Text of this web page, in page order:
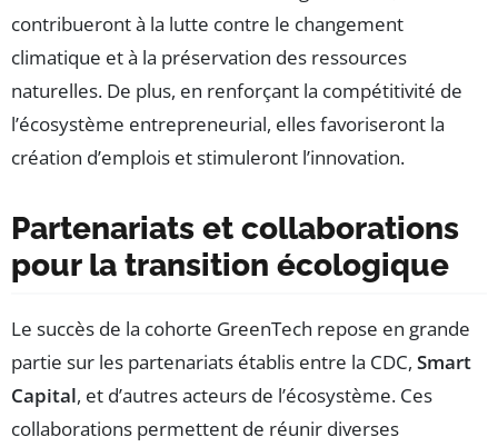
contribueront à la lutte contre le changement
climatique et à la préservation des ressources
naturelles. De plus, en renforçant la compétitivité de
l’écosystème entrepreneurial, elles favoriseront la
création d’emplois et stimuleront l’innovation.
Partenariats et collaborations
pour la transition écologique
Le succès de la cohorte GreenTech repose en grande
partie sur les partenariats établis entre la CDC, Smart
Capital, et d’autres acteurs de l’écosystème. Ces
collaborations permettent de réunir diverses